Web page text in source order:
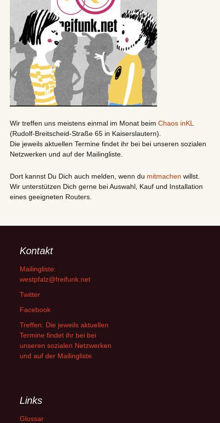
Wir treffen uns meistens einmal im Monat beim Chaos inKL
(Rudolf-Breitscheid-Straße 65 in Kaiserslautern).
Die jeweils aktuellen Termine findet ihr bei bei unseren sozialen
Netzwerken und auf der Mailingliste.
Dort kannst Du Dich auch melden, wenn du mitmachen willst.
Wir unterstützen Dich gerne bei Auswahl, Kauf und Installation
eines geeigneten Routers.
Kontakt
Mailingliste:
westpfalz@freifunk.net
Twitter
Facebook
Treffen: Die jeweils aktuellen
Termine findet ihr bei bei
unseren sozialen Netzwerken
und auf der Mailingliste.
Links
Glossar